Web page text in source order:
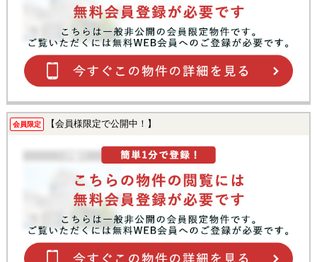
会員限定 【会員様限定で公開中！】